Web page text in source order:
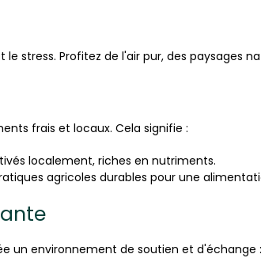
stress. Profitez de l'air pur, des paysages
frais et locaux. Cela signifie :
localement, riches en nutriments.
agricoles durables pour une
un environnement de soutien et d'échange :